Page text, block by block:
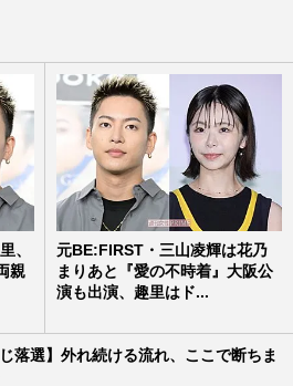
、
親
元BE:FIRST・三山凌輝は花乃
まりあと『愛の不時着』大阪公
演も出演、趣里はド...
じ落選】外れ続ける流れ、ここで断ちま